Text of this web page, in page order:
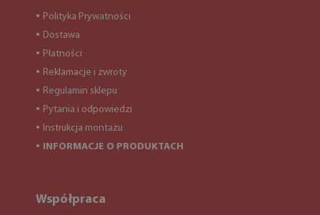
● Polityka Prywatności
● Dostawa
● Płatności
● Reklamacje i zwroty
● Regulamin sklepu
● Pytania i odpowiedzi
● Instrukcja montażu
● INFORMACJE O PRODUKTACH
Współpraca